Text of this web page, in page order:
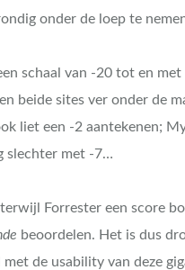
onder de loep te
schaal van -20 tot en met
beide sites ver onder de
liet een -2 aantekenen;
slechter met -7…
Forrester een score
beoordelen. Het is dus
met de usability van deze